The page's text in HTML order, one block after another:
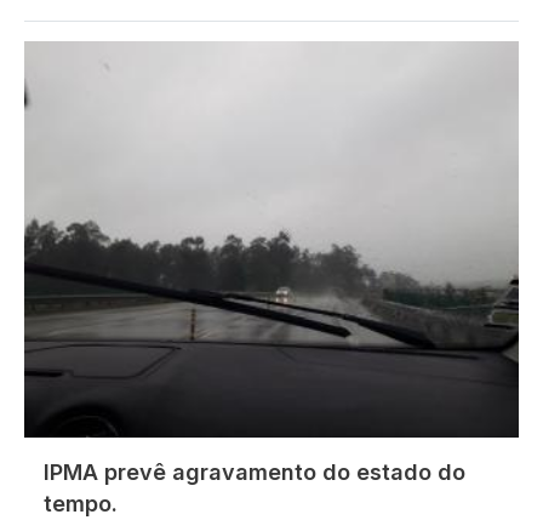
IPMA prevê agravamento do estado do
tempo.